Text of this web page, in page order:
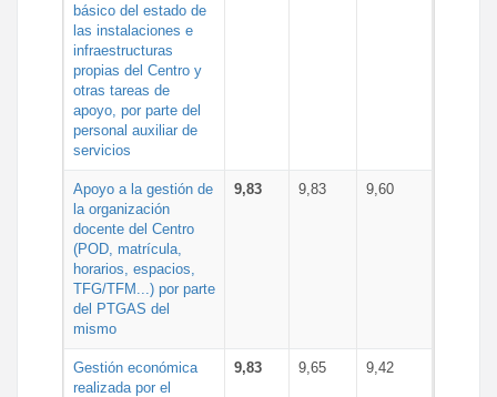
básico del estado de
las instalaciones e
infraestructuras
propias del Centro y
otras tareas de
apoyo, por parte del
personal auxiliar de
servicios
Apoyo a la gestión de
la organización
docente del Centro
(POD, matrícula,
horarios, espacios,
TFG/TFM...) por parte
del PTGAS del
mismo
9,83 9,83 9,60
Gestión económica
realizada por el
9,83 9,65 9,42